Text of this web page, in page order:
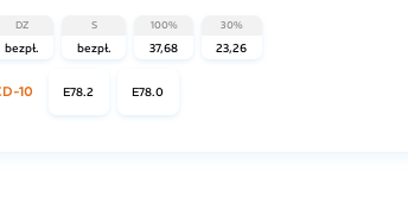
DZ
bezpł.
S
bezpł.
100%
37,68
30%
23,26
10 E78.2 E78.0